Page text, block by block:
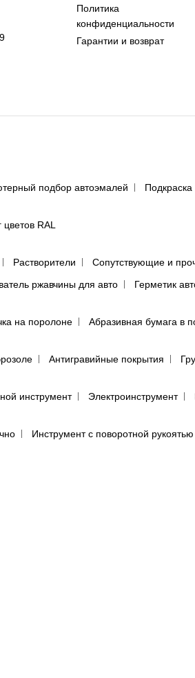
Политика
конфиденциальности
Гарантии и возврат
подбор автоэмалей
цветов RAL
Растворители Сопутствующие и
ржавчины для авто
Герметик
на поролоне Абразивная бумага в
Антигравийные покрытия
инструмент Электроинструмент
Инструмент с поворотной рукоятью